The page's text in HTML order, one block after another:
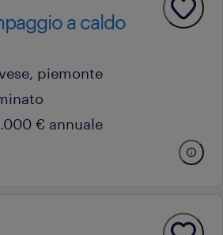
a caldo
piemonte
€ annuale